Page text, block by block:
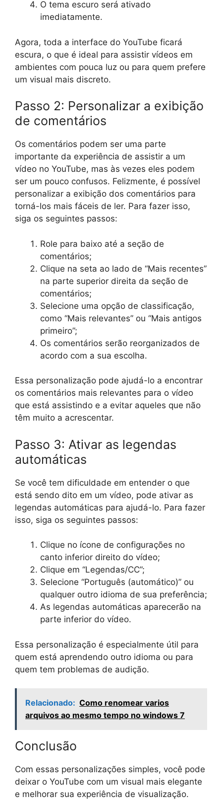
O tema escuro será ativado
imediatamente.
Agora, toda a interface do YouTube ficará
escura, o que é ideal para assistir vídeos em
ambientes com pouca luz ou para quem prefere
um visual mais discreto.
Passo 2: Personalizar a exibição
de comentários
Os comentários podem ser uma parte
importante da experiência de assistir a um
vídeo no YouTube, mas às vezes eles podem
ser um pouco confusos. Felizmente, é possível
personalizar a exibição dos comentários para
torná-los mais fáceis de ler. Para fazer isso,
siga os seguintes passos:
Role para baixo até a seção de
comentários;
Clique na seta ao lado de “Mais recentes”
na parte superior direita da seção de
comentários;
Selecione uma opção de classificação,
como “Mais relevantes” ou “Mais antigos
primeiro”;
Os comentários serão reorganizados de
acordo com a sua escolha.
Essa personalização pode ajudá-lo a encontrar
os comentários mais relevantes para o vídeo
que está assistindo e a evitar aqueles que não
têm muito a acrescentar.
Passo 3: Ativar as legendas
automáticas
Se você tem dificuldade em entender o que
está sendo dito em um vídeo, pode ativar as
legendas automáticas para ajudá-lo. Para fazer
isso, siga os seguintes passos:
Clique no ícone de configurações no
canto inferior direito do vídeo;
Clique em “Legendas/CC”;
Selecione “Português (automático)” ou
qualquer outro idioma de sua preferência;
As legendas automáticas aparecerão na
parte inferior do vídeo.
Essa personalização é especialmente útil para
quem está aprendendo outro idioma ou para
quem tem problemas de audição.
Relacionado: Como renomear varios
arquivos ao mesmo tempo no windows 7
Conclusão
Com essas personalizações simples, você pode
deixar o YouTube com um visual mais elegante
e melhorar sua experiência de visualização.